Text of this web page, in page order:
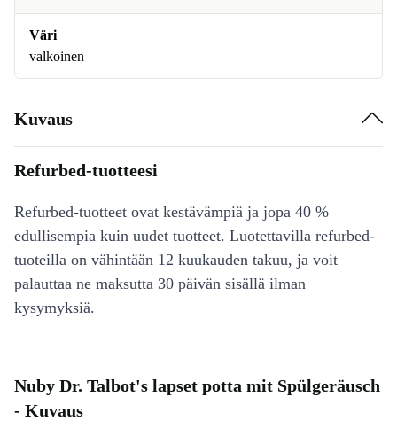
Väri
valkoinen
Kuvaus
Refurbed-tuotteesi
Refurbed-tuotteet ovat kestävämpiä ja jopa 40 %
edullisempia kuin uudet tuotteet. Luotettavilla refurbed-
tuoteilla on vähintään 12 kuukauden takuu, ja voit
palauttaa ne maksutta 30 päivän sisällä ilman
kysymyksiä.
Nuby Dr. Talbot's lapset potta mit Spülgeräusch
- Kuvaus